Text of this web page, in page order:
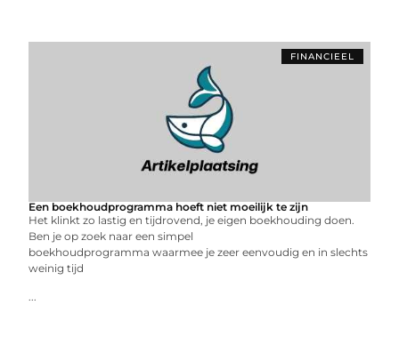
FINANCIEEL
Een boekhoudprogramma hoeft niet moeilijk te zijn
Het klinkt zo lastig en tijdrovend, je eigen boekhouding doen.
Ben je op zoek naar een simpel
boekhoudprogramma waarmee je zeer eenvoudig en in slechts
weinig tijd
...